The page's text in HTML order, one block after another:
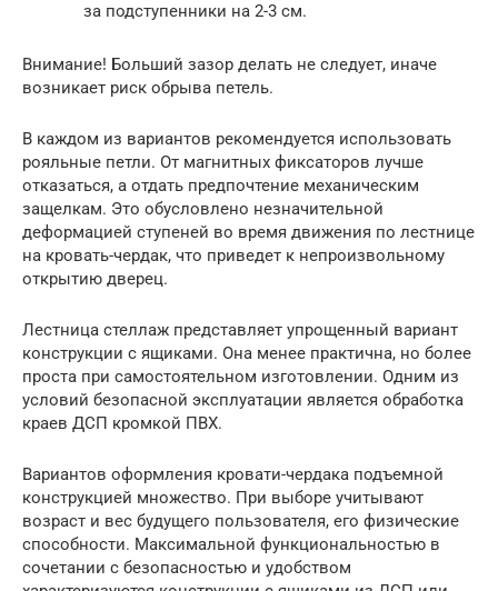
за подступенники на 2-3 см.
Внимание! Больший зазор делать не следует, иначе
возникает риск обрыва петель.
В каждом из вариантов рекомендуется использовать
рояльные петли. От магнитных фиксаторов лучше
отказаться, а отдать предпочтение механическим
защелкам. Это обусловлено незначительной
деформацией ступеней во время движения по лестнице
на кровать-чердак, что приведет к непроизвольному
открытию дверец.
Лестница стеллаж представляет упрощенный вариант
конструкции с ящиками. Она менее практична, но более
проста при самостоятельном изготовлении. Одним из
условий безопасной эксплуатации является обработка
краев ДСП кромкой ПВХ.
Вариантов оформления кровати-чердака подъемной
конструкцией множество. При выборе учитывают
возраст и вес будущего пользователя, его физические
способности. Максимальной функциональностью в
сочетании с безопасностью и удобством